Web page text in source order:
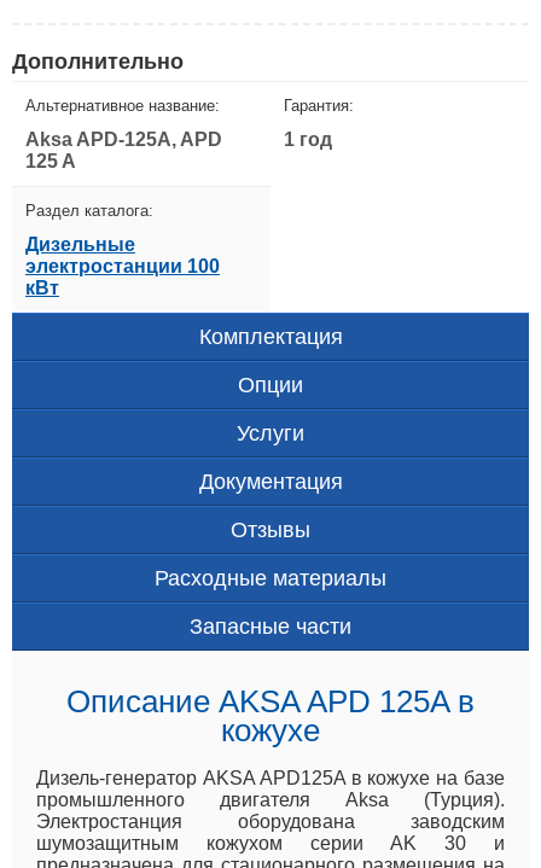
Дополнительно
Альтернативное название:
Aksa APD-125A, APD
125 A
Гарантия:
1 год
Раздел каталога:
Дизельные
электростанции 100
кВт
Комплектация
Опции
Услуги
Документация
Отзывы
Расходные материалы
Запасные части
Описание AKSA APD 125A в
кожухе
Дизель-генератор AKSA APD125A в кожухе на базе
промышленного двигателя Aksa (Турция).
Электростанция оборудована заводским
шумозащитным кожухом серии AK 30 и